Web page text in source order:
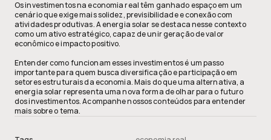
Os investimentos na economia real têm ganhado espaço em um
cenário que exige mais solidez, previsibilidade e conexão com
atividades produtivas. A energia solar se destaca nesse contexto
como um ativo estratégico, capaz de unir geração de valor
econômico e impacto positivo.
Entender como funcionam esses investimentos é um passo
importante para quem busca diversificação e participação em
setores estruturais da economia. Mais do que uma alternativa, a
energia solar representa uma nova forma de olhar para o futuro
dos investimentos. Acompanhe nossos conteúdos para entender
mais sobre o tema.